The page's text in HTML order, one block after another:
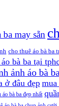
ba may sẵn
cho thuê áo bà ba
bà ba tại
ảnh áo bà ba
ở đâu đẹp
áo bà ba đẹp nhất